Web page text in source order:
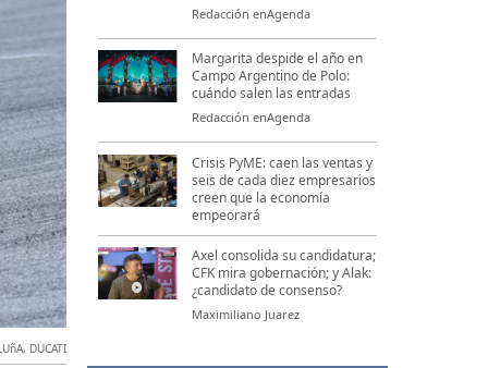
, DUCATI
Redacción enAgenda
Margarita despide el año en
Campo Argentino de Polo:
cuándo salen las entradas
Redacción enAgenda
Crisis PyME: caen las ventas y
seis de cada diez empresarios
creen que la economía
empeorará
Axel consolida su candidatura;
CFK mira gobernación; y Alak:
¿candidato de consenso?
Maximiliano Juarez